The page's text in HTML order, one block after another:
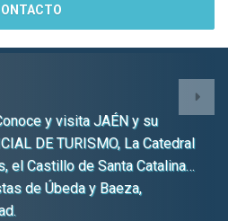
y visita JAÉN y su
DE TURISMO, La Catedral
Castillo de Santa Catalina…
de Úbeda y Baeza,